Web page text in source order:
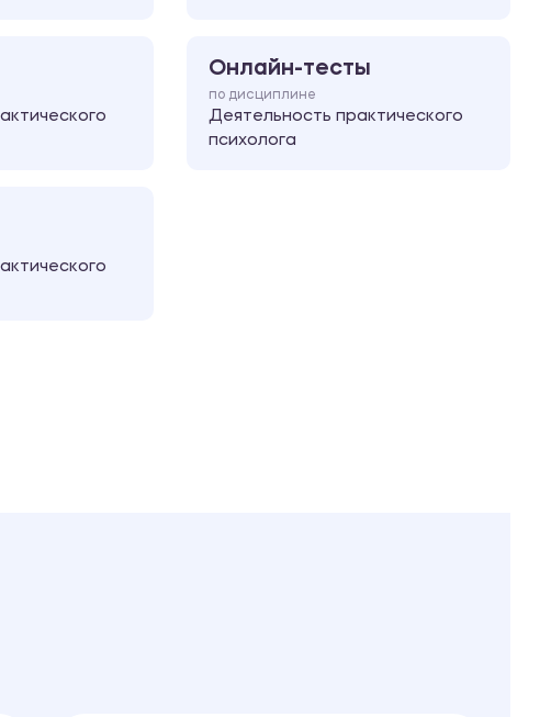
Онлайн-тесты
по дисциплине
Деятельность практического
психолога